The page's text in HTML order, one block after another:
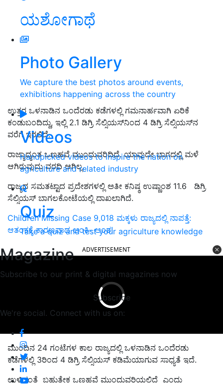
ಯಶೋಗಾಥೆ
Photo Gallery
We capture the best photos around events,
exhibitions happening across the country
Videos
Handpicked videos to inspire the nation on
agriculture and related industry
Quiz
Take a quiz and test your agriculture knowledge
Magazine
Subscribe to our print & digital magazines now
Subscribe
We're social. Connect with us on:
ಉತ್ತರ ಒಳನಾಡಿನ ಒಂದೆರಡು ಕಡೆಗಳಲ್ಲಿ ಗಮನಾರ್ಹವಾಗಿ ಏರಿಕೆ
ಕಂಡುಬಂದಿದ್ದು, ಇಲ್ಲಿ 2.1 ಡಿಗ್ರಿ ಸೆಲ್ಸಿಯಸ್‌ನಿಂದ 4 ಡಿಗ್ರಿ ಸೆಲ್ಸಿಯಸ್‌ನ
ವರೆಗೆ ಇರಲಿದೆ.
ರಾಜ್ಯಾದ್ಯಂತ ಒಣಹವೆ ಮುಂದುವರಿದಿದೆ. ಯಾವುದೇ ಭಾಗದಲ್ಲಿ ಮಳೆ
ಆಗಿರುವುದು ವರದಿ ಆಗಿಲ್ಲ.
ರಾಜ್ಯದ ಸಮತಟ್ಟಾದ ಪ್ರದೇಶಗಳಲ್ಲಿ ಅತೀ ಕನಿಷ್ಠ ಉಷ್ಣಾಂಶ 11.6 ಡಿಗ್ರಿ
ಸೆಲ್ಸಿಯಸ್‌ ಬಾಗಲಕೋಟೆಯಲ್ಲಿ ದಾಖಲಾಗಿದೆ.
Children Missing Case 9,018 ಮಕ್ಕಳು ರಾಜ್ಯದಲ್ಲಿ ನಾಪತ್ತೆ:
ಆತಂಕಕ್ಕೆ ಕಾರಣವಾದ ಅಂಕಿ- ಅಂಶ!
ADVERTISEMENT
ಮುಂದಿನ 24 ಗಂಟೆಗಳ ಕಾಲ ರಾಜ್ಯದಲ್ಲಿ ಒಳನಾಡಿನ ಒಂದೆರಡು
ಕಡೆಗಳಲ್ಲಿ 3ರಿಂದ 4 ಡಿಗ್ರಿ ಸೆಲ್ಸಿಯಸ್‌ ಕಡಿಮೆಯಾಗುವ ಸಾಧ್ಯತೆ ಇದೆ.
ಉಳಿದಂತೆ ಬಹುತೇಕ ಒಣಹವೆ ಮುಂದುವರಿಯಲಿದೆ ಎಂದು